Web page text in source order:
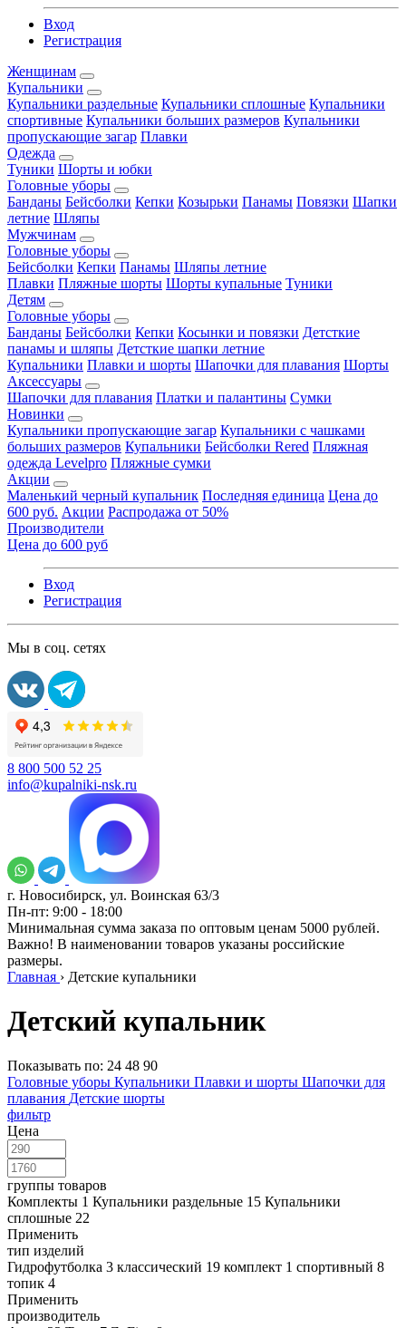
Вход
Регистрация
Женщинам
Купальники
Купальники раздельные Купальники сплошные Купальники
спортивные Купальники больших размеров Купальники
пропускающие загар Плавки
Одежда
Туники Шорты и юбки
Головные уборы
Банданы Бейсболки Кепки Козырьки Панамы Повязки Шапки
летние Шляпы
Мужчинам
Головные уборы
Бейсболки Кепки Панамы Шляпы летние
Плавки Пляжные шорты Шорты купальные Туники
Детям
Головные уборы
Банданы Бейсболки Кепки Косынки и повязки Детсткие
панамы и шляпы Детсткие шапки летние
Купальники Плавки и шорты Шапочки для плавания Шорты
Аксессуары
Шапочки для плавания Платки и палантины Сумки
Новинки
Купальники пропускающие загар Купальники с чашками
больших размеров Купальники Бейсболки Rered Пляжная
одежда Levelpro Пляжные сумки
Акции
Маленький черный купальник Последняя единица Цена до
600 руб. Акции Распродажа от 50%
Производители
Цена до 600 руб
Вход
Регистрация
Мы в соц. сетях
8 800 500 52 25
info@kupalniki-nsk.ru
г. Новосибирск, ул. Воинская 63/3
Пн-пт: 9:00 - 18:00
Минимальная сумма заказа по оптовым ценам 5000 рублей.
Важно! В наименовании товаров указаны российские
размеры.
Главная › Детские купальники
Детский купальник
Показывать по: 24 48 90
Головные уборы Купальники Плавки и шорты Шапочки для
плавания Детские шорты
фильтр
Цена
группы товаров
Комплекты 1 Купальники раздельные 15 Купальники
сплошные 22
Применить
тип изделий
Гидрофутболка 3 классический 19 комплект 1 спортивный 8
топик 4
Применить
производитель